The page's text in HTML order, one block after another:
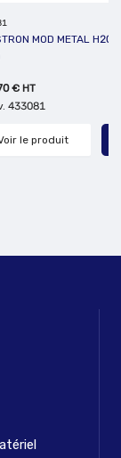
MOD METAL H200
€ HT
433081
le produit